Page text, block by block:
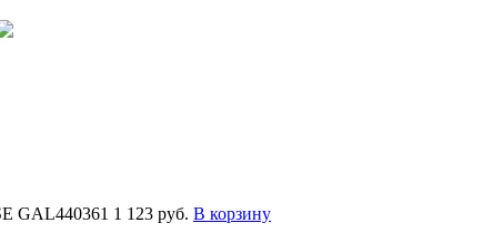
GAL440361 1 123 руб. В корзину